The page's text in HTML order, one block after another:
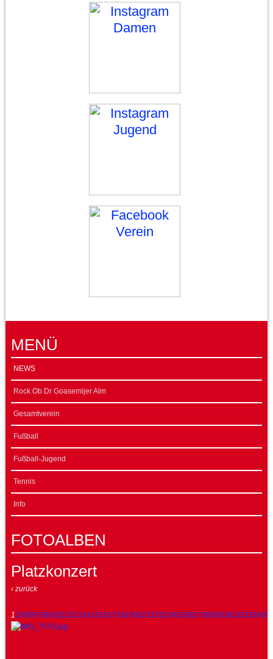
MENÜ
NEWS
Rock Ob Dr Goasemijer Alm
Gesamtverein
Fußball
Fußball-Jugend
Tennis
Info
FOTOALBEN
Platzkonzert
‹ zurück
1234567891011121314151617181920212223242526272829303132333435